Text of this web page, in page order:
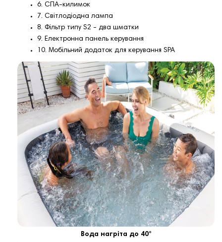
6. СПА-килимок
7. Світлодіодна лампа
8. Фільтр типу S2 - два шматки
9. Електронна панель керування
10. Мобільний додаток для керування SPA
Вода нагріта до 40°